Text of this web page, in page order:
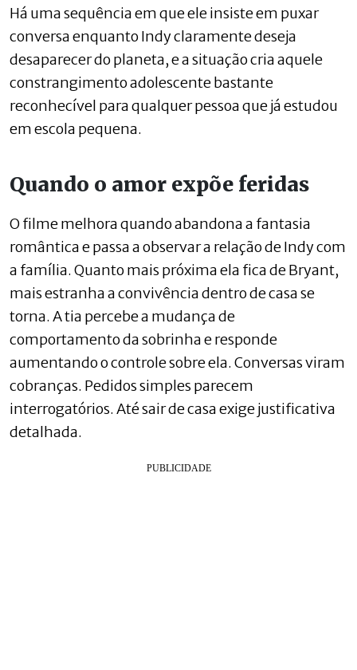
Há uma sequência em que ele insiste em puxar
conversa enquanto Indy claramente deseja
desaparecer do planeta, e a situação cria aquele
constrangimento adolescente bastante
reconhecível para qualquer pessoa que já estudou
em escola pequena.
Quando o amor expõe feridas
O filme melhora quando abandona a fantasia
romântica e passa a observar a relação de Indy com
a família. Quanto mais próxima ela fica de Bryant,
mais estranha a convivência dentro de casa se
torna. A tia percebe a mudança de
comportamento da sobrinha e responde
aumentando o controle sobre ela. Conversas viram
cobranças. Pedidos simples parecem
interrogatórios. Até sair de casa exige justificativa
detalhada.